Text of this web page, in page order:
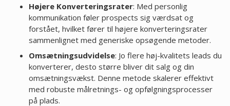
Højere Konverteringsrater: Med personlig
kommunikation føler prospects sig værdsat og
forstået, hvilket fører til højere konverteringsrater
sammenlignet med generiske opsøgende metoder.
Omsætningsudvidelse: Jo flere høj-kvalitets leads du
konverterer, desto større bliver dit salg og din
omsætningsvækst. Denne metode skalerer effektivt
med robuste målretnings- og opfølgningsprocesser
på plads.